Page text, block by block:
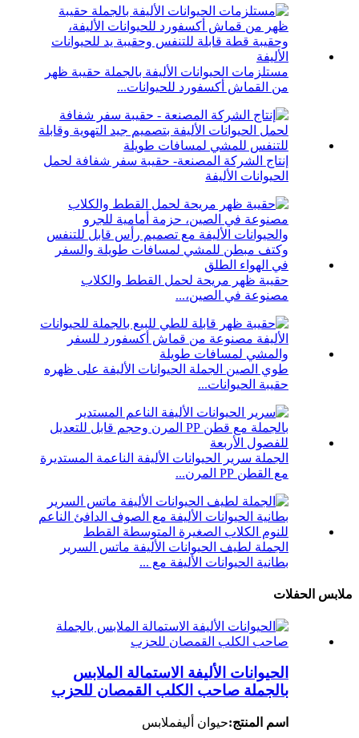
مستلزمات الحيوانات الأليفة بالجملة حقيبة ظهر
من القماش أكسفورد للحيوانات...
إنتاج الشركة المصنعة- حقيبة سفر شفافة لحمل
الحيوانات الأليفة
حقيبة ظهر مريحة لحمل القطط والكلاب
مصنوعة في الصين،...
طوي الصين الجملة الحيوانات الأليفة على ظهره
حقيبة الحيوانات...
الجملة سرير الحيوانات الأليفة الناعمة المستديرة
مع القطن PP المرن...
الجملة لطيف الحيوانات الأليفة ماتس السرير
بطانية الحيوانات الأليفة مع ...
ملابس الحفلات
الحيوانات الأليفة الاستمالة الملابس
بالجملة صاحب الكلب القمصان للحزب
اسم المنتج:حيوان أليفملابس